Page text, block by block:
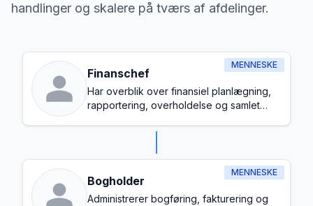
handlinger og skalere på tværs af afdelinger.
MENNESKE
Finanschef
Har overblik over finansiel planlægning,
rapportering, overholdelse og samlet
MENNESKE
Bogholder
Administrerer bogføring, fakturering og